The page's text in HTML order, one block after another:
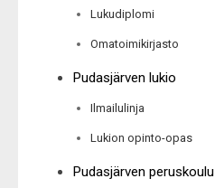
Lukudiplomi
Omatoimikirjasto
Pudasjärven lukio
Ilmailulinja
Lukion opinto-opas
Pudasjärven peruskoulu